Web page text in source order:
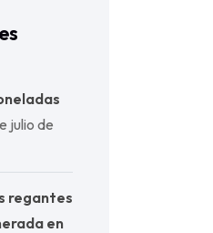
julio de
regantes
en